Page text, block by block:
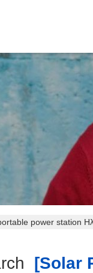
power station
[solar